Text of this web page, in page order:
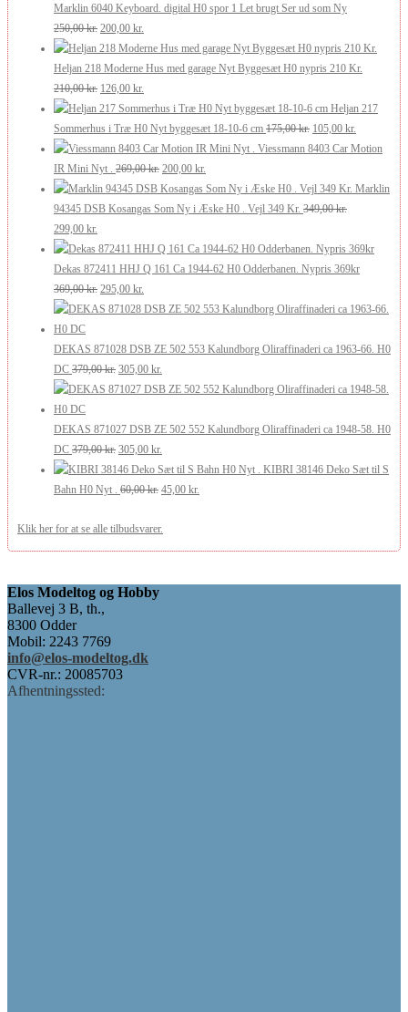
pris
250,00 kr..
pris
200,00 kr..
Marklin 6040 Keyboard. digital H0 spor 1 Let brugt Ser ud som Ny
250,00kr. Den
oprindelige
pris
var:
250,00 kr..
200,00 kr.
aktuelle
pris
200,00 kr..
Heljan 218 Moderne Hus med garage Nyt Byggesæt H0 nypris 210 Kr.
210,00kr. Den
oprindelige
pris
var:
210,00 kr..
126,00 kr.
aktuelle
pris
er:
126,00 kr..
Heljan 217
Sommerhus i Træ H0 Nyt byggesæt 18-10-6 cm 175,00kr. Den
oprindelige
var:
175,00 kr..
105,00 kr.
aktuelle
er:
105,00 kr..
Viessmann 8403 Car Motion
IR Mini Nyt .
269,00kr. Den
oprindelige
pris
269,00 kr..
200,00 kr.
aktuelle
pris
200,00 kr..
Marklin
94345 DSB Kosangas Som Ny i Æske H0 . Vejl 349 Kr. 349,00kr.
Den
oprindelige
pris
var:
349,00 kr..
299,00 kr.
aktuelle
pris
er:
299,00 kr..
Dekas 872411 HHJ Q 161 Ca 1944-62 H0 Odderbanen. Nypris 369kr
369,00kr. Den
oprindelige
var:
369,00 kr..
295,00 kr.
aktuelle
er:
295,00 kr..
DEKAS 871028 DSB ZE 502 553 Kalundborg Oliraffinaderi ca 1963-66. H0
DC 379,00kr. Den
oprindelige
var:
379,00 kr..
305,00 kr.
aktuelle
er:
DEKAS 871027 DSB ZE 502 552 Kalundborg Oliraffinaderi ca 1948-58. H0
DC 379,00kr. Den
oprindelige
pris
379,00 kr..
305,00 kr.
aktuelle
pris
KIBRI 38146 Deko Sæt til S
Bahn H0 Nyt .
60,00kr. Den
pris
var:
45,00 kr.
er:
Klik her for at se alle tilbudsvarer.
Elos Modeltog og Hobby
Ballevej 3 B, th.,
8300 Odder
Mobil: 2243 7769
info@elos-modeltog.dk
CVR-nr.: 20085703
Afhentningssted: